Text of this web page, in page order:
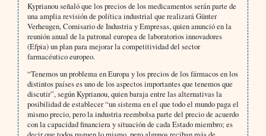
Kyprianou señaló que los precios de los medicamentos serán parte de
una amplia revisión de política industrial que realizará Günter
Verheugen, Comisario de Industria y Empresas, quien anunció en la
reunión anual de la patronal europea de laboratorios innovadores
(Efpia) un plan para mejorar la competitividad del sector
farmacéutico europeo.
“Tenemos un problema en Europa y los precios de los fármacos en los
distintos países es uno de los aspectos importantes que tenemos que
discutir”, según Kyprianou, quien baraja entre las alternativas la
posibilidad de establecer “un sistema en el que todo el mundo paga el
mismo precio, pero la industria reembolsa parte del precio de acuerdo
con la capacidad financiera y situación de cada Estado miembro; es